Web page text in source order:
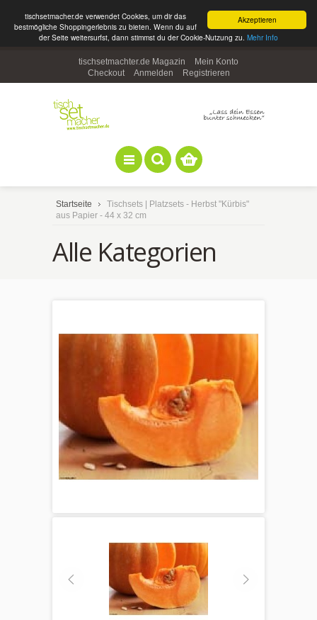
Akzeptieren
tischsetmacher.de verwendet Cookies, um dir das
bestmögliche Shoppingerlebnis zu bieten. Wenn du auf
der Seite weitersurfst, dann stimmst du der Cookie-Nutzung zu. Mehr Info
tischsetmachter.de Magazin
Mein Konto
Checkout
Anmelden Registrieren
Startseite
Tischsets | Platzsets - Herbst "Kürbis"
aus Papier - 44 x 32 cm
Alle Kategorien